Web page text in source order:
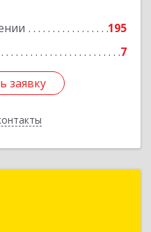
195
7
заявку
заявку
р-н,